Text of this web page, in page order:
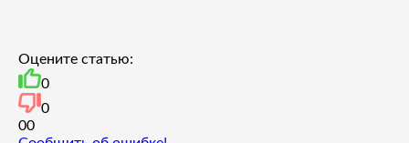
Оцените статью:
0
0
00